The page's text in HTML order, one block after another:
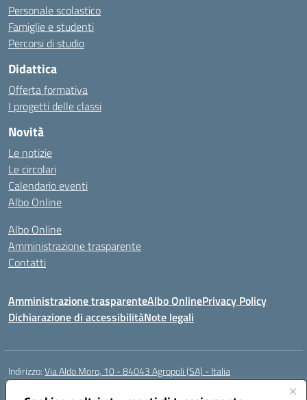
Personale scolastico
Famiglie e studenti
Percorsi di studio
Didattica
Offerta formativa
I progetti delle classi
Novità
Le notizie
Le circolari
Calendario eventi
Albo Online
Albo Online
Amministrazione trasparente
Contatti
Amministrazione trasparenteAlbo OnlinePrivacy Policy
Dichiarazione di accessibilitàNote legali
Indirizzo:Via Aldo Moro, 10 - 84043 Agropoli (SA) - Italia
Centralino: